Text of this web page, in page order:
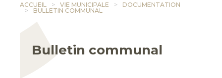
ACCUEIL VIE MUNICIPALE
DOCUMENTATION
BULLETIN COMMUNAL
Bulletin communal